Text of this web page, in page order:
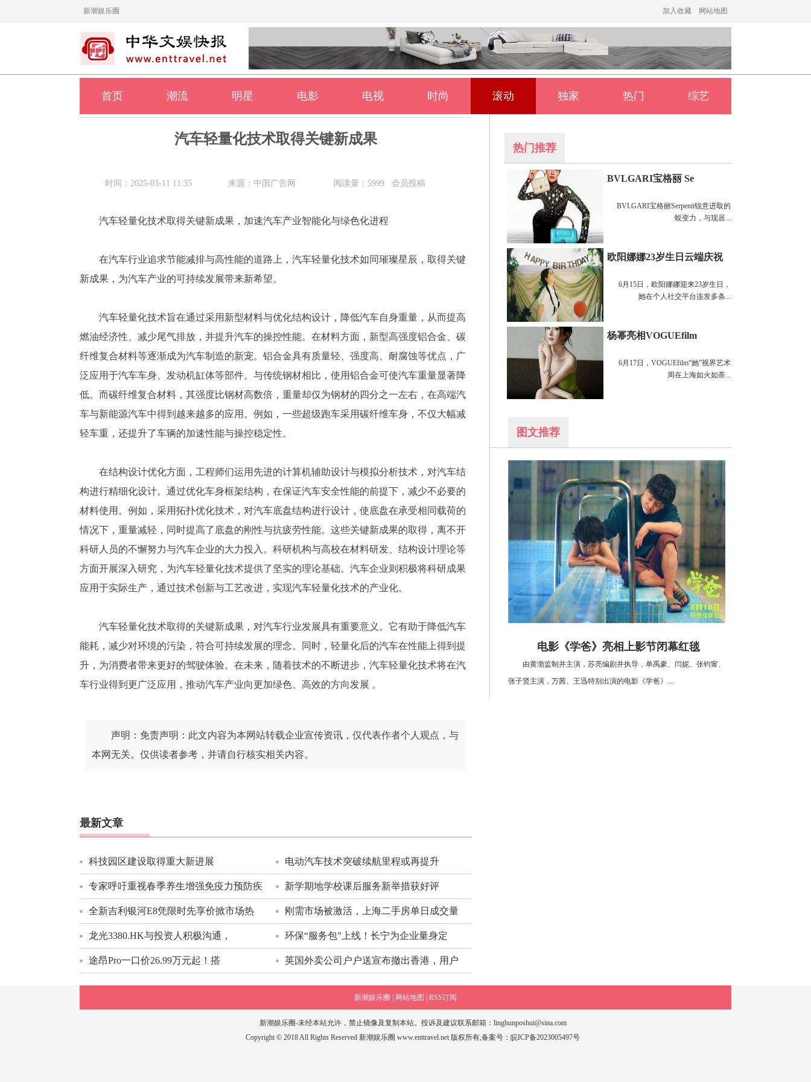
新潮娱乐圈 加入收藏 网站地图
首页 潮流 明星 电影 电视 时尚 滚动 独家 热门 综艺
汽车轻量化技术取得关键新成果
时间：2025-03-11 11:35 来源：中国广告网 阅读量：5999 会员投稿
汽车轻量化技术取得关键新成果，加速汽车产业智能化与绿色化进程
在汽车行业追求节能减排与高性能的道路上，汽车轻量化技术如同璀璨星辰，取得关键
新成果，为汽车产业的可持续发展带来新希望。
汽车轻量化技术旨在通过采用新型材料与优化结构设计，降低汽车自身重量，从而提高
燃油经济性、减少尾气排放，并提升汽车的操控性能。在材料方面，新型高强度铝合金、碳
纤维复合材料等逐渐成为汽车制造的新宠。铝合金具有质量轻、强度高、耐腐蚀等优点，广
泛应用于汽车车身、发动机缸体等部件。与传统钢材相比，使用铝合金可使汽车重量显著降
低。而碳纤维复合材料，其强度比钢材高数倍，重量却仅为钢材的四分之一左右，在高端汽
车与新能源汽车中得到越来越多的应用。例如，一些超级跑车采用碳纤维车身，不仅大幅减
轻车重，还提升了车辆的加速性能与操控稳定性。
在结构设计优化方面，工程师们运用先进的计算机辅助设计与模拟分析技术，对汽车结
构进行精细化设计。通过优化车身框架结构，在保证汽车安全性能的前提下，减少不必要的
材料使用。例如，采用拓扑优化技术，对汽车底盘结构进行设计，使底盘在承受相同载荷的
情况下，重量减轻，同时提高了底盘的刚性与抗疲劳性能。这些关键新成果的取得，离不开
科研人员的不懈努力与汽车企业的大力投入。科研机构与高校在材料研发、结构设计理论等
方面开展深入研究，为汽车轻量化技术提供了坚实的理论基础。汽车企业则积极将科研成果
应用于实际生产，通过技术创新与工艺改进，实现汽车轻量化技术的产业化。
汽车轻量化技术取得的关键新成果，对汽车行业发展具有重要意义。它有助于降低汽车
能耗，减少对环境的污染，符合可持续发展的理念。同时，轻量化后的汽车在性能上得到提
升，为消费者带来更好的驾驶体验。在未来，随着技术的不断进步，汽车轻量化技术将在汽
车行业得到更广泛应用，推动汽车产业向更加绿色、高效的方向发展 。
声明：免责声明：此文内容为本网站转载企业宣传资讯，仅代表作者个人观点，与
本网无关。仅供读者参考，并请自行核实相关内容。
最新文章
科技园区建设取得重大新进展 电动汽车技术突破续航里程或再提升
专家呼吁重视春季养生增强免疫力预防疾 新学期地学校课后服务新举措获好评
全新吉利银河E8凭限时先享价掀市场热 刚需市场被激活，上海二手房单日成交量
龙光3380.HK与投资人积极沟通， 环保“服务包”上线！长宁为企业量身定
途昂Pro一口价26.99万元起！搭 英国外卖公司户户送宣布撤出香港，用户
热门推荐
BVLGARI宝格丽 Se
BVLGARI宝格丽Serpenti锐意进取的
蜕变力，与现居...
欧阳娜娜23岁生日云端庆祝
6月15日，欧阳娜娜迎来23岁生日，
她在个人社交平台连发多条...
杨幂亮相VOGUEfilm
6月17日，VOGUEfilm“她”视界艺术
周在上海如火如荼...
图文推荐
电影《学爸》亮相上影节闭幕红毯
由黄渤监制并主演，苏亮编剧并执导，单禹豪、闫妮、张钧甯、
张子贤主演，万茜、王迅特别出演的电影《学爸》...
新潮娱乐圈 | 网站地图 | RSS订阅
新潮娱乐圈-未经本站允许，禁止镜像及复制本站。投诉及建议联系邮箱：linghunposhui@sina.com
Copyright © 2018 All Rights Reserved 新潮娱乐圈 www.enttravel.net 版权所有,备案号： 皖ICP备2023005497号